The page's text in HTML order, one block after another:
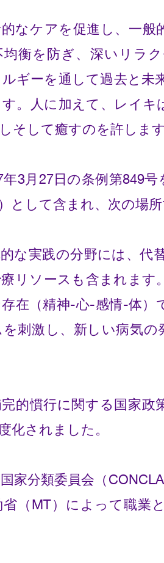
なケアを促進し、一
均衡を防ぎ、深いリラ
ギーを通して過去と未
。人に加えて、レイキ
そして癒すのを許します
3月27日の条例第849
として含まれ、次の場所
な実践の分野には、代
リソースも含まれま
在（精神-心-感情-体）
刺激し、新しい病気
的慣行に関する国家
化されました。
家分類委員会（
（MT）によって職業